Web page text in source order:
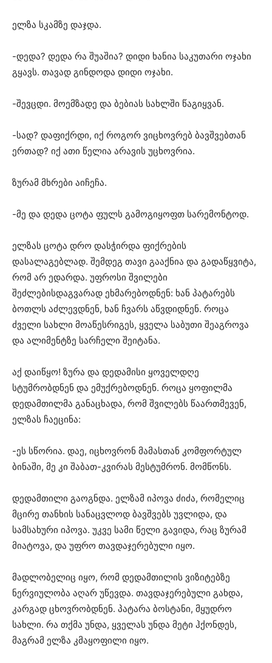
ელზა სკამზე დაჯდა.
-დედა? დედა რა შუაშია? დიდი ხანია საკუთარი ოჯახი
გყავს. თავად გინდოდა დიდი ოჯახი.
-შევცდი. მოემზადე და ბებიას სახლში წაგიყვან.
-სად? დაფიქრდი, იქ როგორ ვიცხოვრებ ბავშვებთან
ერთად? იქ ათი წელია არავის უცხოვრია.
ზურამ მხრები აიჩეჩა.
-მე და დედა ცოტა ფულს გამოგიყოფთ სარემონტოდ.
ელზას ცოტა დრო დასჭირდა ფიქრების
დასალაგებლად. შემდეგ თავი გააქნია და გადაწყვიტა,
რომ არ ედარდა. უფროსი შვილები
შეძლებისდაგვარად ეხმარებოდნენ: ხან პატარებს
ბოთლს აძლევდნენ, ხან ჩვარს აწვდიდნენ. როცა
ძველი სახლი მოაწესრიგეს, ყველა საბუთი შეაგროვა
და ალიმენტზე სარჩელი შეიტანა.
აქ დაიწყო! ზურა და დედამისი ყოველდღე
სტუმრობდნენ და ემუქრებოდნენ. როცა ყოფილმა
დედამთილმა განაცხადა, რომ შვილებს წაართმევენ,
ელზას ჩაეცინა:
-ეს სწორია. დაე, იცხოვრონ მამასთან კომფორტულ
ბინაში, მე კი შაბათ-კვირას მესტუმრონ. მომწონს.
დედამთილი გაოგნდა. ელზამ იპოვა ძიძა, რომელიც
მცირე თანხის სანაცვლოდ ბავშვებს უვლიდა, და
სამსახური იპოვა. უკვე სამი წელი გავიდა, რაც ზურამ
მიატოვა, და უფრო თავდაჯერებული იყო.
მადლობელიც იყო, რომ დედამთილის ვიზიტებზე
ნერვიულობა აღარ უწევდა. თავდაჯერებული გახდა,
კარგად ცხოვრობდნენ. პატარა ბოსტანი, მყუდრო
სახლი. რა თქმა უნდა, ყველას უნდა მეტი ჰქონდეს,
მაგრამ ელზა კმაყოფილი იყო.